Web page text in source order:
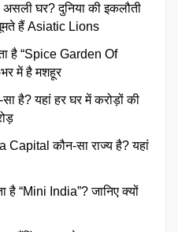
असली घर? दुनिया की इकलौती
हैं Asiatic Lions
है “Spice Garden Of
में है मशहूर
है? यहां हर घर में करोड़ों की
Capital कौन-सा राज्य है? यहां
है “Mini India”? जानिए क्यों